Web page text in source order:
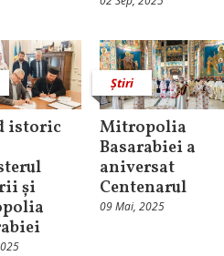
istoric
și
Știri
Mitropolia
Basarabiei a
aniversat
Centenarul
09 Mai, 2025